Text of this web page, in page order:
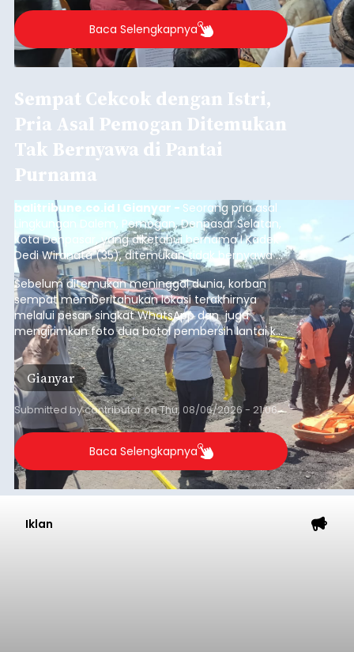
berlangsung selama Agustus hingga September
2026.
Baca Selengkapnya
Sempat Cekcok dengan Istri,
Pria Asal Pemogan Ditemukan
Tak Bernyawa di Pantai
Purnama
balitribune.co.id I Gianyar - Seorang pria asal
Lingkungan Dalem, Pemogan, Denpasar Selatan,
Kota Denpasar, yang diketahui bernama I Kadek
Dedi Wiranata (35), ditemukan tidak bernyawa di
pesisir Pantai Purnama, Sukawati.
Sebelum ditemukan meninggal dunia, korban
sempat memberitahukan lokasi terakhirnya
melalui pesan singkat WhatsApp dan juga
mengirimkan foto dua botol pembersih lantai ke
istrinya.
Gianyar
Submitted bycontributoronThu, 08/06/2026 - 21:06
Baca Selengkapnya
Iklan